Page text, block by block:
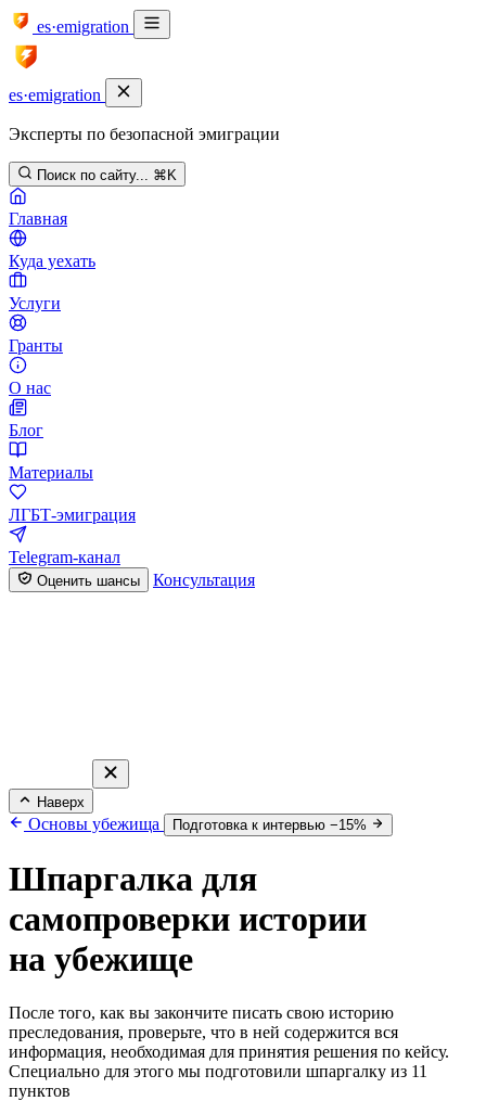
es·emigration
es·emigration
Эксперты по безопасной эмиграции
Поиск по сайту... ⌘K
Главная
Куда уехать
Услуги
Гранты
О нас
Блог
Материалы
ЛГБТ-эмиграция
Telegram-канал
Оценить шансы Консультация
Наверх
Основы убежища Подготовка к интервью −15%
Шпаргалка для
самопроверки истории
на убежище
После того, как вы закончите писать свою историю
преследования, проверьте, что в ней содержится вся
информация, необходимая для принятия решения по кейсу.
Специально для этого мы подготовили шпаргалку из 11
пунктов